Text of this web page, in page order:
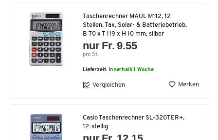
Taschenrechner MAUL M112, 12
Stellen, Tax, Solar- & Batteriebetrieb,
B 70 x T 119 x H 10 mm, silber
nur Fr. 9.55
pro St.
Lieferzeit:innerhalb 1 Woche
Vergleichen Merken
Casio Taschenrechner SL-320TER+,
12-stellig